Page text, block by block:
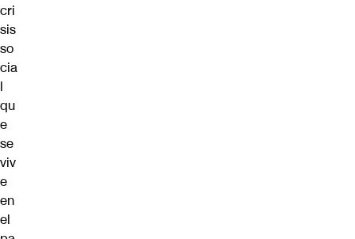
cri
sis
so
cia
l
qu
e
se
viv
e
en
el